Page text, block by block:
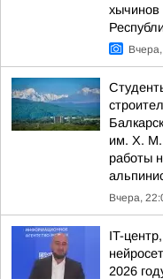
хычинов
им. Х. М.
работы
Вчера,
IT-
2026